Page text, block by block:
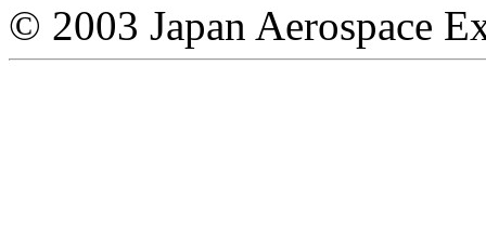
© 2003 Japan Aerospace